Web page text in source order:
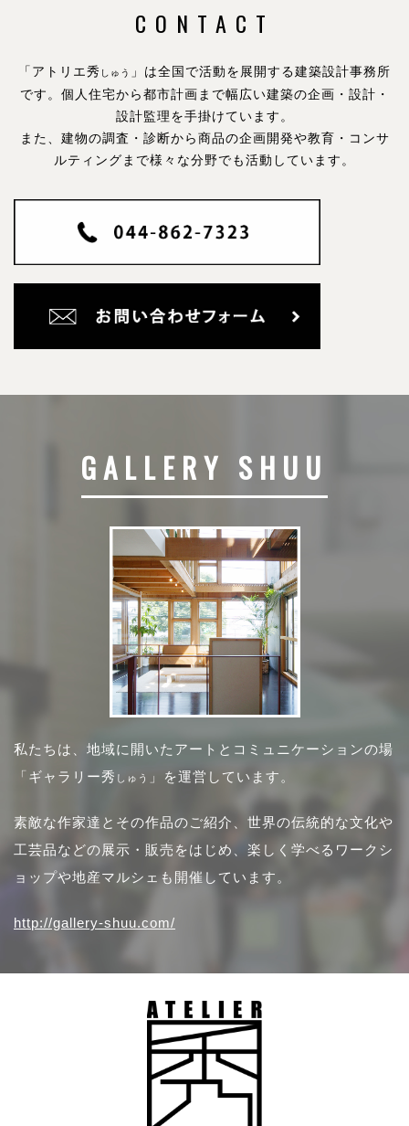
CONTACT
「アトリエ秀 しゅう
」は全国で活動を展開する建築設計事務所
です。 個人住宅から都市計画まで幅広い建築の企画・設計・
設計監理を手掛けています。
また、建物の調査・診断から商品の企画開発や教育・コンサ
ルティングまで様々な分野でも活動しています。
GALLERY SHUU
私たちは、地域に開いたアートとコミュニケーションの場
「ギャラリー秀 しゅう 」を運営しています。
素敵な作家達とその作品のご紹介、世界の伝統的な文化や
工芸品などの展示・販売をはじめ、楽しく学べるワークシ
ョップや地産マルシェも開催しています。
http://gallery-shuu.com/